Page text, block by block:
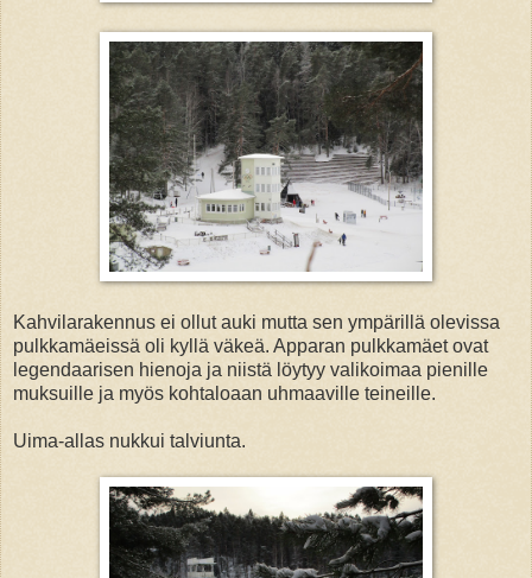
Kahvilarakennus ei ollut auki mutta sen ympärillä olevissa
pulkkamäeissä oli kyllä väkeä. Apparan pulkkamäet ovat
legendaarisen hienoja ja niistä löytyy valikoimaa pienille
muksuille ja myös kohtaloaan uhmaaville teineille.
Uima-allas nukkui talviunta.